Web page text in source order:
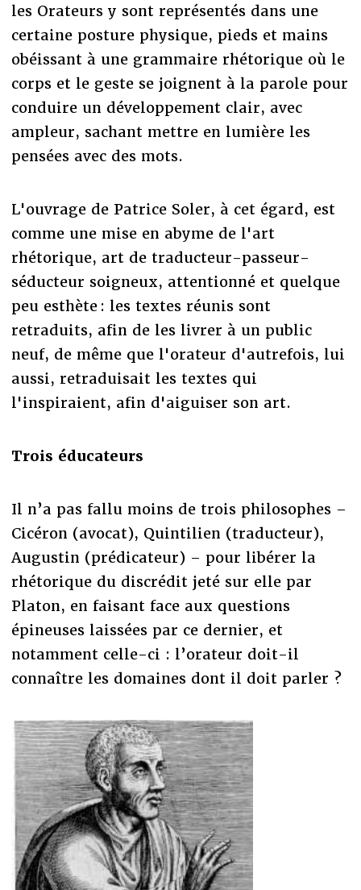
les Orateurs y sont représentés dans une
certaine posture physique, pieds et mains
obéissant à une grammaire rhétorique où le
corps et le geste se joignent à la parole pour
conduire un développement clair, avec
ampleur, sachant mettre en lumière les
pensées avec des mots.
L'ouvrage de Patrice Soler, à cet égard, est
comme une mise en abyme de l'art
rhétorique, art de traducteur-passeur-
séducteur soigneux, attentionné et quelque
peu esthète : les textes réunis sont
retraduits, afin de les livrer à un public
neuf, de même que l'orateur d'autrefois, lui
aussi, retraduisait les textes qui
l'inspiraient, afin d'aiguiser son art.
Trois éducateurs
Il n’a pas fallu moins de trois philosophes –
Cicéron (avocat), Quintilien (traducteur),
Augustin (prédicateur) – pour libérer la
rhétorique du discrédit jeté sur elle par
Platon, en faisant face aux questions
épineuses laissées par ce dernier, et
notamment celle-ci : l’orateur doit-il
connaître les domaines dont il doit parler ?